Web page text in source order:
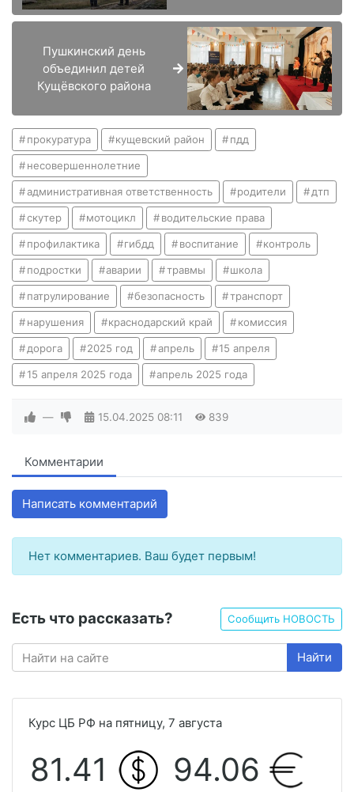
Пушкинский день
объединил детей
Кущёвского района
прокуратура кущевский район пдд
несовершеннолетние
административная ответственность родители дтп
скутер мотоцикл водительские права
профилактика гибдд воспитание контроль
подростки аварии травмы школа
патрулирование безопасность транспорт
нарушения краснодарский край комиссия
дорога 2025 год апрель 15 апреля
15 апреля 2025 года апрель 2025 года
— 15.04.2025 08:11 839
Комментарии
Написать комментарий
Нет комментариев. Ваш будет первым!
Есть что рассказать? Сообщить НОВОСТЬ
Найти
Курс ЦБ РФ на пятницу, 7 августа
81.41 94.06